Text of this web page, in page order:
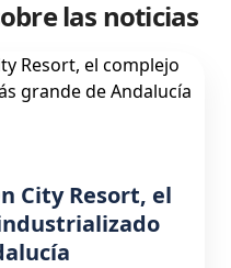
las noticias
City Resort, el